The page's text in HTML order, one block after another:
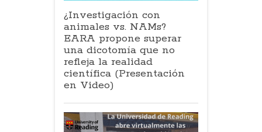
¿Investigación con
animales vs. NAMs?
EARA propone superar
una dicotomía que no
refleja la realidad
científica (Presentación
en Video)